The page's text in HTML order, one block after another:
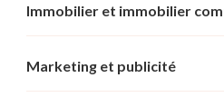
Immobilier et immobilier
Marketing et publicité